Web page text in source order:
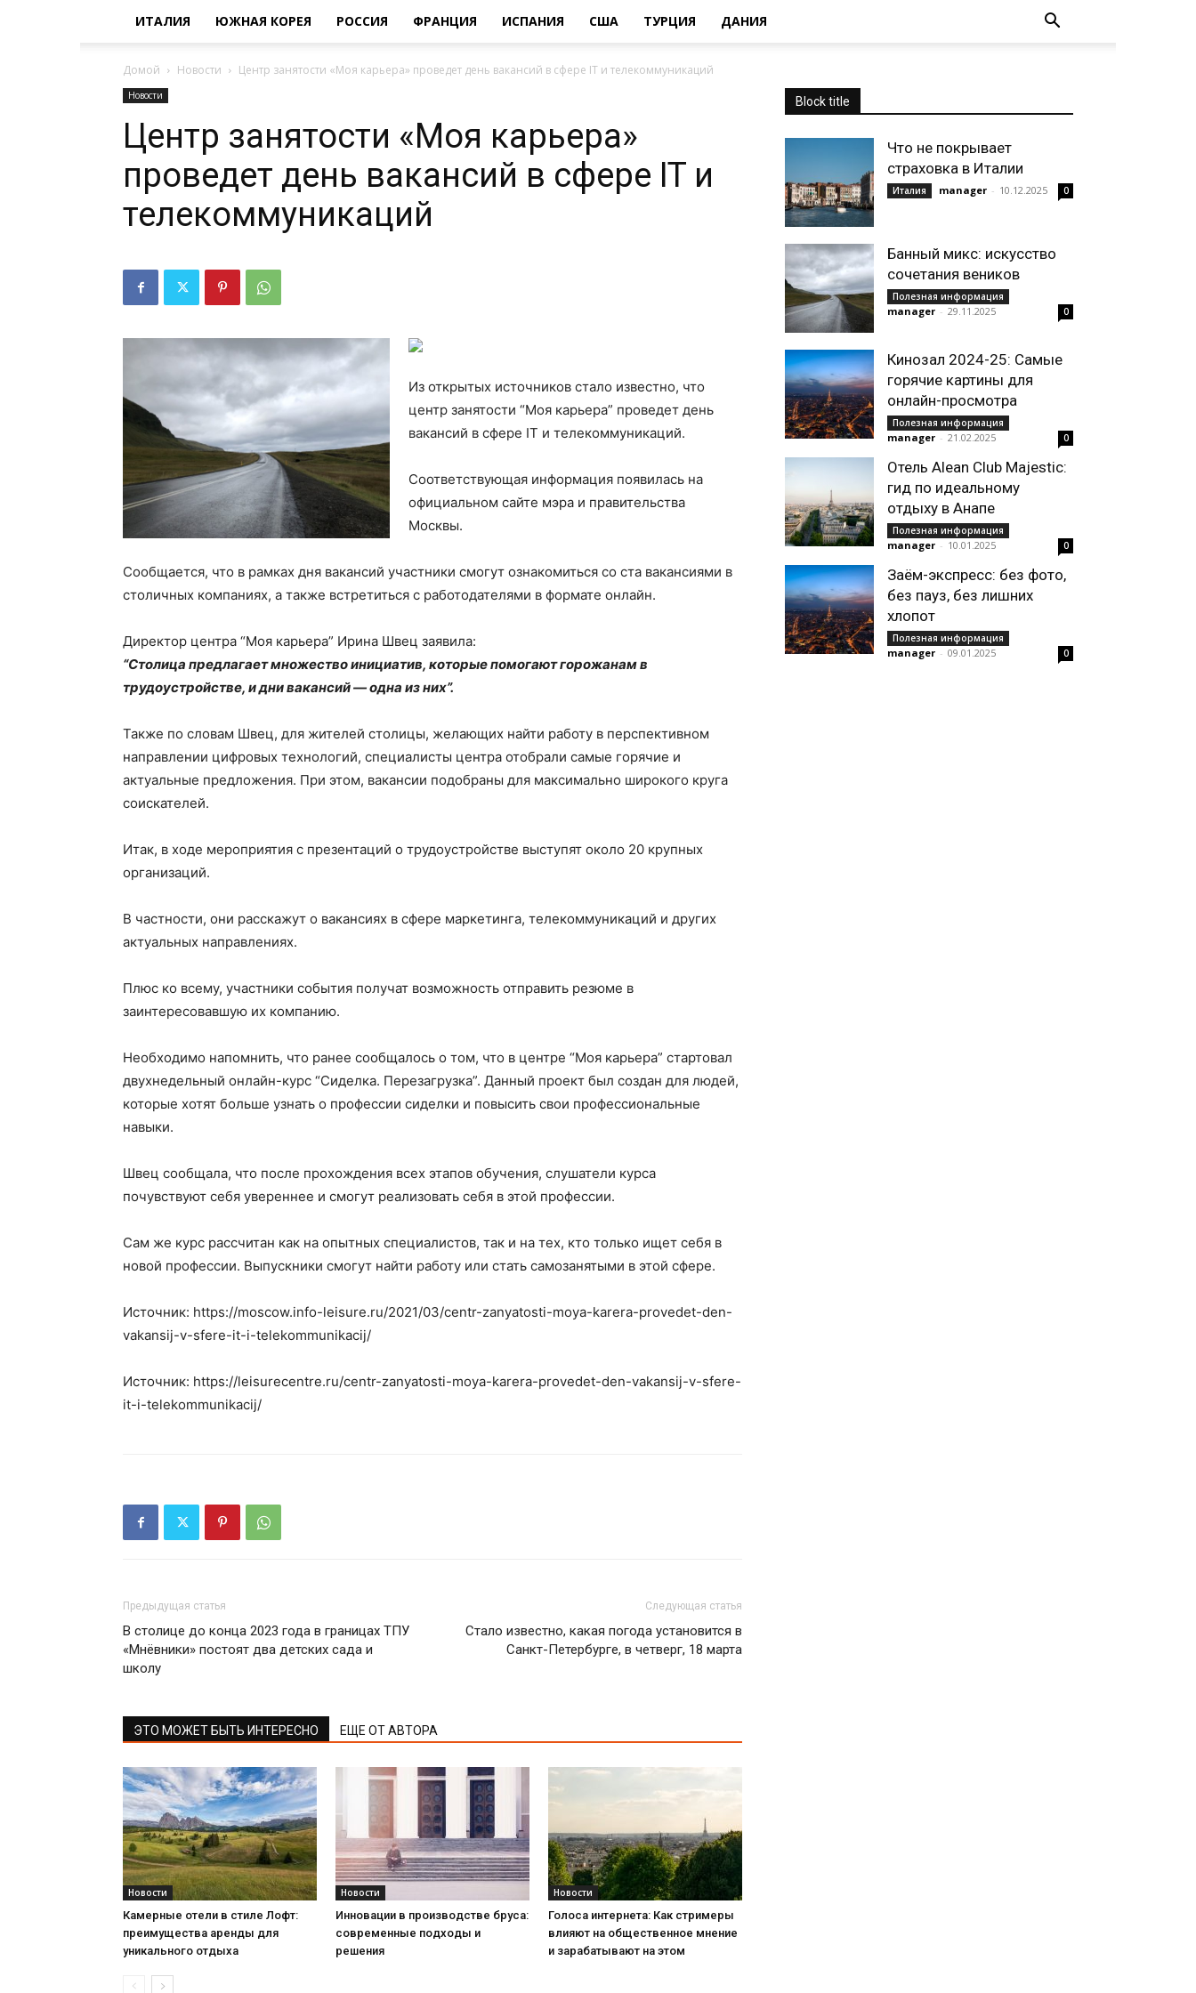
ИТАЛИЯ ЮЖНАЯ КОРЕЯ РОССИЯ ФРАНЦИЯ ИСПАНИЯ США ТУРЦИЯ ДАНИЯ
Домой Новости Центр занятости «Моя карьера» проведет день вакансий в сфере IT и телекоммуникаций
Новости
Центр занятости «Моя карьера»
проведет день вакансий в сфере IT и
телекоммуникаций
Из открытых источников стало известно, что
центр занятости “Моя карьера” проведет день
вакансий в сфере IT и телекоммуникаций.
Соответствующая информация появилась на
официальном сайте мэра и правительства
Москвы.
Сообщается, что в рамках дня вакансий участники смогут ознакомиться со ста вакансиями в
столичных компаниях, а также встретиться с работодателями в формате онлайн.
Директор центра “Моя карьера” Ирина Швец заявила:
“Столица предлагает множество инициатив, которые помогают горожанам в
трудоустройстве, и дни вакансий — одна из них”.
Также по словам Швец, для жителей столицы, желающих найти работу в перспективном
направлении цифровых технологий, специалисты центра отобрали самые горячие и
актуальные предложения. При этом, вакансии подобраны для максимально широкого круга
соискателей.
Итак, в ходе мероприятия с презентаций о трудоустройстве выступят около 20 крупных
организаций.
В частности, они расскажут о вакансиях в сфере маркетинга, телекоммуникаций и других
актуальных направлениях.
Плюс ко всему, участники события получат возможность отправить резюме в
заинтересовавшую их компанию.
Необходимо напомнить, что ранее сообщалось о том, что в центре “Моя карьера” стартовал
двухнедельный онлайн-курс “Сиделка. Перезагрузка”. Данный проект был создан для людей,
которые хотят больше узнать о профессии сиделки и повысить свои профессиональные
навыки.
Швец сообщала, что после прохождения всех этапов обучения, слушатели курса
почувствуют себя увереннее и смогут реализовать себя в этой профессии.
Сам же курс рассчитан как на опытных специалистов, так и на тех, кто только ищет себя в
новой профессии. Выпускники смогут найти работу или стать самозанятыми в этой сфере.
Источник: https://moscow.info-leisure.ru/2021/03/centr-zanyatosti-moya-karera-provedet-den-
vakansij-v-sfere-it-i-telekommunikacij/
Источник: https://leisurecentre.ru/centr-zanyatosti-moya-karera-provedet-den-vakansij-v-sfere-
it-i-telekommunikacij/
Предыдущая статья
В столице до конца 2023 года в границах ТПУ
«Мнёвники» постоят два детских сада и
школу
Следующая статья
Стало известно, какая погода установится в
Санкт-Петербурге, в четверг, 18 марта
ЭТО МОЖЕТ БЫТЬ ИНТЕРЕСНО ЕЩЕ ОТ АВТОРА
Новости
Камерные отели в стиле Лофт:
преимущества аренды для
уникального отдыха
Новости
Инновации в производстве бруса:
современные подходы и
решения
Новости
Голоса интернета: Как стримеры
влияют на общественное мнение
и зарабатывают на этом
Block title
Что не покрывает
страховка в Италии
Италия manager - 10.12.2025 0
Банный микс: искусство
сочетания веников
Полезная информация
manager - 29.11.2025 0
Кинозал 2024-25: Самые
горячие картины для
онлайн-просмотра
Полезная информация
manager - 21.02.2025 0
Отель Alean Club Majestic:
гид по идеальному
отдыху в Анапе
Полезная информация
manager - 10.01.2025 0
Заём-экспресс: без фото,
без пауз, без лишних
хлопот
Полезная информация
manager - 09.01.2025 0